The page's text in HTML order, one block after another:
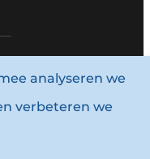
analyseren we
verbeteren we